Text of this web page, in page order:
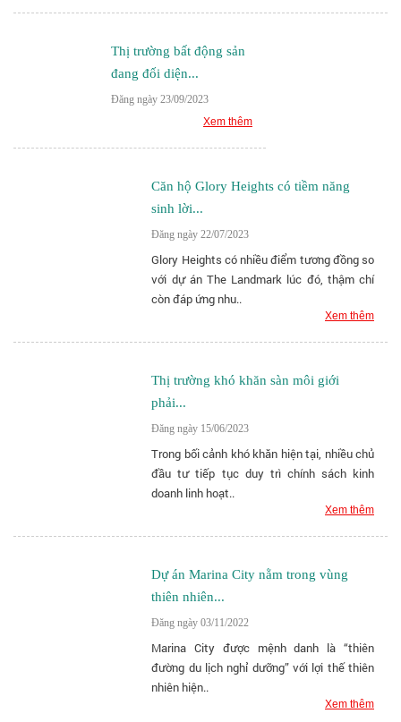
Thị trường bất động sản
đang đối diện...
Đăng ngày 23/09/2023
Xem thêm
Căn hộ Glory Heights có tiềm năng
sinh lời...
Đăng ngày 22/07/2023
Glory Heights có nhiều điểm tương đồng so
với dự án The Landmark lúc đó, thậm chí
còn đáp ứng nhu..
Xem thêm
Thị trường khó khăn sàn môi giới
phải...
Đăng ngày 15/06/2023
Trong bối cảnh khó khăn hiện tại, nhiều chủ
đầu tư tiếp tục duy trì chính sách kinh
doanh linh hoạt..
Xem thêm
Dự án Marina City nằm trong vùng
thiên nhiên...
Đăng ngày 03/11/2022
Marina City được mệnh danh là “thiên
đường du lịch nghỉ dưỡng” với lợi thế thiên
nhiên hiện..
Xem thêm